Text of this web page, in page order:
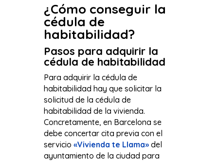
¿Cómo conseguir la
cédula de
habitabilidad?
Pasos para adquirir la
cédula de habitabilidad
Para adquirir la cédula de
habitabilidad hay que solicitar la
solicitud de la cédula de
habitabilidad de la vivienda.
Concretamente, en Barcelona se
debe concertar cita previa con el
servicio «Vivienda te Llama»del
ayuntamiento de la ciudad para